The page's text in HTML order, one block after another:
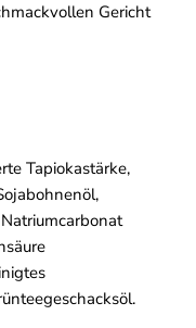
Gericht
Tapiokastärke,